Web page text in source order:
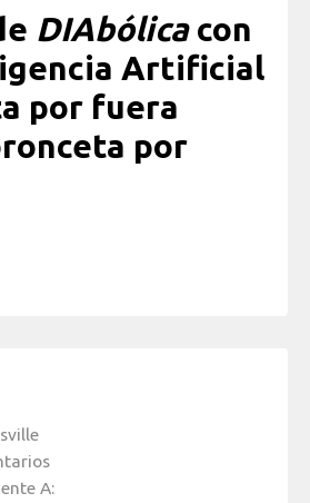
DIAbólicacon
Artificial
por fuera
por
A: